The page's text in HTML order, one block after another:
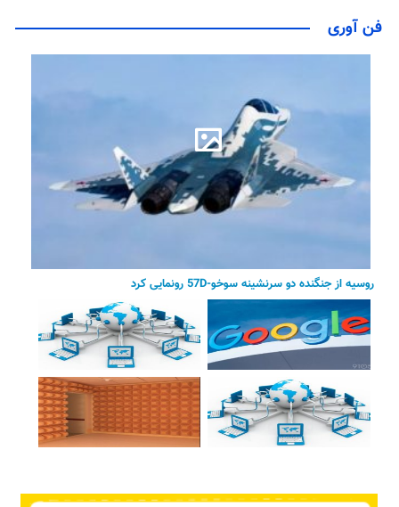
فن آوری
روسیه از جنگنده دو سرنشینه سوخو-57D رونمایی کرد